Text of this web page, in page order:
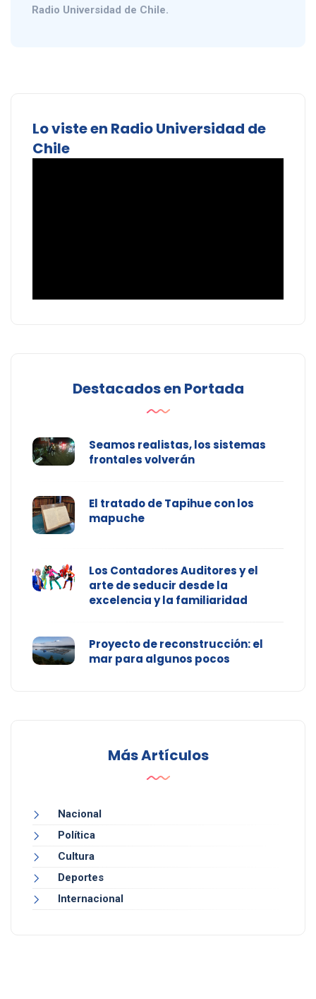
Radio Universidad de Chile.
Lo viste en Radio Universidad de
Chile
Destacados en Portada
Seamos realistas, los sistemas
frontales volverán
El tratado de Tapihue con los
mapuche
Los Contadores Auditores y el
arte de seducir desde la
excelencia y la familiaridad
Proyecto de reconstrucción: el
mar para algunos pocos
Más Artículos
Nacional
Política
Cultura
Deportes
Internacional